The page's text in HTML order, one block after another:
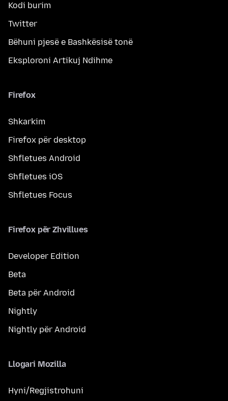
Kodi burim
Twitter
Bëhuni pjesë e Bashkësisë tonë
Eksploroni Artikuj Ndihme
Firefox
Shkarkim
Firefox për desktop
Shfletues Android
Shfletues iOS
Shfletues Focus
Firefox për Zhvillues
Developer Edition
Beta
Beta për Android
Nightly
Nightly për Android
Llogari Mozilla
Hyni/Regjistrohuni